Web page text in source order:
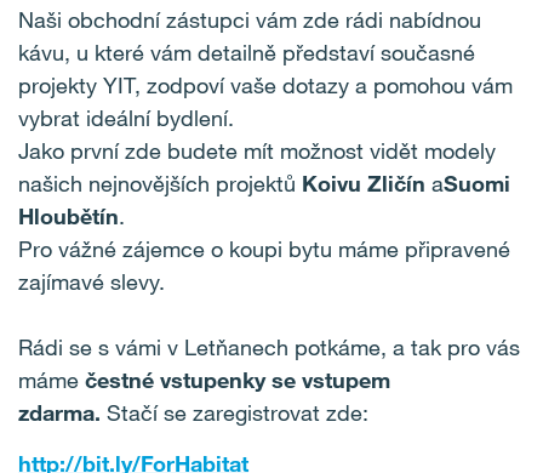
Naši obchodní zástupci vám zde rádi nabídnou
kávu, u které vám detailně představí současné
projekty YIT, zodpoví vaše dotazy a pomohou vám
vybrat ideální bydlení.
Jako první zde budete mít možnost vidět modely
našich nejnovějších projektů Koivu Zličín aSuomi
Hloubětín.
Pro vážné zájemce o koupi bytu máme připravené
zajímavé slevy.
Rádi se s vámi v Letňanech potkáme, a tak pro vás
máme čestné vstupenky se vstupem
zdarma. Stačí se zaregistrovat zde:
http://bit.ly/ForHabitat